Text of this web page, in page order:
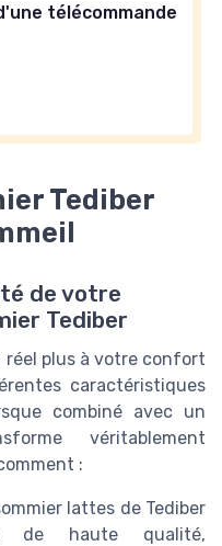
télécommande
Tediber
de votre
Tediber
réel plus à votre confort
caractéristiques
combiné avec un
véritablement
:
lattes de Tediber
de haute qualité,